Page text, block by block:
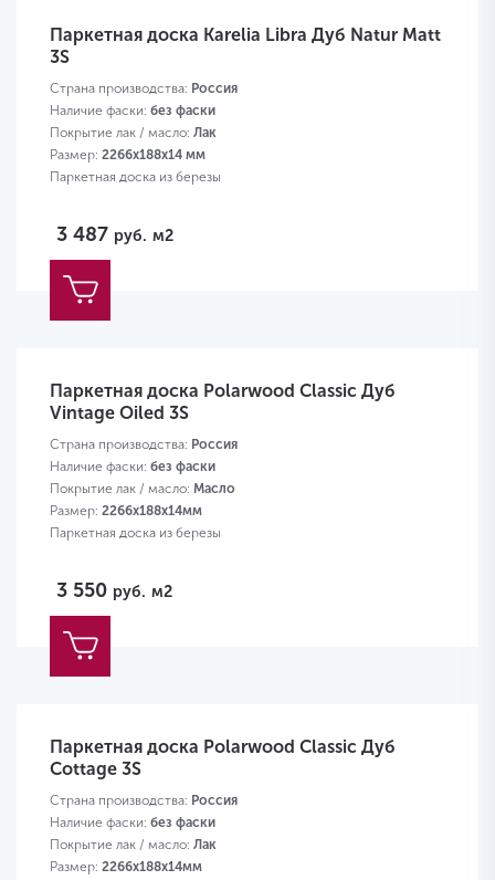
Паркетная доска Karelia Libra Дуб Natur Matt
3S
Страна производства: Россия
Наличие фаски: без фаски
Покрытие лак / масло: Лак
Размер: 2266х188х14 мм
Паркетная доска из березы
3 487 руб. м2
Паркетная доска Polarwood Classic Дуб
Vintage Oiled 3S
Страна производства: Россия
Наличие фаски: без фаски
Покрытие лак / масло: Масло
Размер: 2266х188х14мм
Паркетная доска из березы
3 550 руб. м2
Паркетная доска Polarwood Classic Дуб
Cottage 3S
Страна производства: Россия
Наличие фаски: без фаски
Покрытие лак / масло: Лак
Размер: 2266х188х14мм